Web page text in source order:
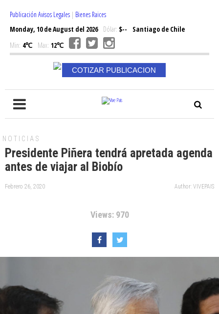
Publicación Avisos Legales | Bienes Raices
Monday, 10 de August del 2026Dólar: $--
Santiago de Chile
Min: 4℃ Max: 12℃
COTIZAR PUBLICACION
NOTICIAS
Presidente Piñera tendrá apretada agenda
antes de viajar al Biobío
Febrero 26, 2020 Author: VIVEPAIS
Views: 970